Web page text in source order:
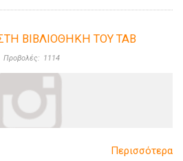
ΒΙΒΛΙΟΘΗΚΗ ΤΟΥ ΤΑΒ
Προβολές: 1114
Περισσότερα